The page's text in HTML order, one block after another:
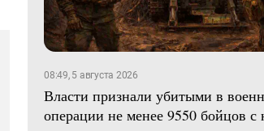
08:49, 5 августа 2026
Власти признали убитыми в
операции не менее 9550 бойцов с